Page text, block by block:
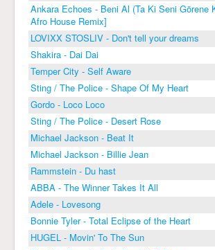
Ankara Echoes - Beni Al (Ta Ki Seni Görene
Afro House Remix]
LOVIXX STOSLIV - Don't tell your dreams
Shakira - Dai Dai
Temper City - Self Aware
Sting / The Police - Shape Of My Heart
Gordo - Loco Loco
Sting / The Police - Desert Rose
Michael Jackson - Beat It
Michael Jackson - Billie Jean
Rammstein - Du hast
ABBA - The Winner Takes It All
Adele - Lovesong
Bonnie Tyler - Total Eclipse of the Heart
HUGEL - Movin' To The Sun